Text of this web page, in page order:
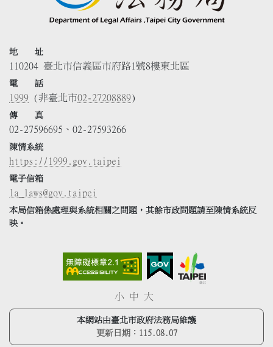
地 址
110204 臺北市信義區市府路1號8樓東北區
電 話
1999 (非臺北市02-27208889)
傳 真
02-27596695、02-27593266
陳情系統
https://1999.gov.taipei
電子信箱
la_laws@gov.taipei
本局信箱係處理與系統相關之問題，其餘市政問題請至陳情系統反
映。
小 中 大
本網站由臺北市政府法務局維護
更新日期： 115.08.07